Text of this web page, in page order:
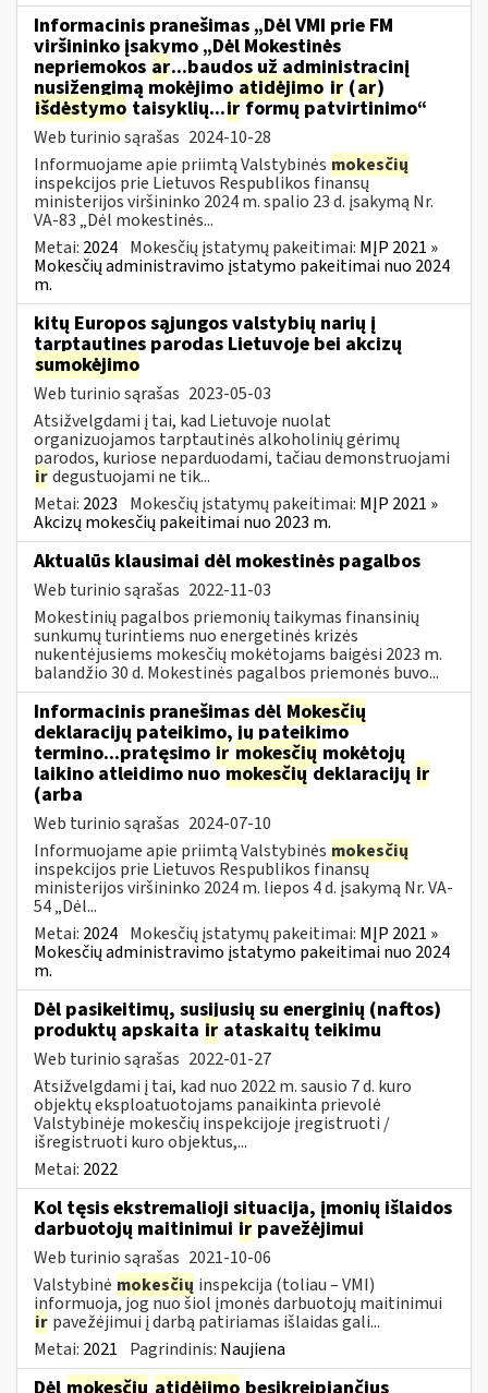
Informacinis pranešimas „Dėl VMI prie FM
viršininko įsakymo „Dėl Mokestinės
nepriemokos ar...baudos už administracinį
nusižengimą mokėjimo atidėjimo ir (ar)
išdėstymo taisyklių...irformų patvirtinimo“
Web turinio sąrašas 2024-10-28
Informuojame apie priimtą Valstybinės mokesčių
inspekcijos prie Lietuvos Respublikos finansų
ministerijos viršininko 2024 m. spalio 23 d. įsakymą Nr.
VA-83 „Dėl mokestinės...
Metai: 2024 Mokesčių įstatymų pakeitimai: MĮP 2021 »
Mokesčių administravimo įstatymo pakeitimai nuo 2024
m.
kitų Europos sąjungos valstybių narių į
tarptautines parodas Lietuvoje bei akcizų
sumokėjimo
Web turinio sąrašas 2023-05-03
Atsižvelgdami į tai, kad Lietuvoje nuolat
organizuojamos tarptautinės alkoholinių gėrimų
parodos, kuriose neparduodami, tačiau demonstruojami
irdegustuojami ne tik...
Metai: 2023 Mokesčių įstatymų pakeitimai: MĮP 2021 »
Akcizų mokesčių pakeitimai nuo 2023 m.
Aktualūs klausimai dėl mokestinės pagalbos
Web turinio sąrašas 2022-11-03
Mokestinių pagalbos priemonių taikymas finansinių
sunkumų turintiems nuo energetinės krizės
nukentėjusiems mokesčių mokėtojams baigėsi 2023 m.
balandžio 30 d. Mokestinės pagalbos priemonės buvo...
Informacinis pranešimas dėl Mokesčių
deklaracijų pateikimo, jų pateikimo
termino...pratęsimo ir mokesčių mokėtojų
laikino atleidimo nuomokesčiųdeklaracijų ir
(arba
Web turinio sąrašas 2024-07-10
Informuojame apie priimtą Valstybinės mokesčių
inspekcijos prie Lietuvos Respublikos finansų
ministerijos viršininko 2024 m. liepos 4 d. įsakymą Nr. VA-
54 „Dėl...
Metai: 2024 Mokesčių įstatymų pakeitimai: MĮP 2021 »
Mokesčių administravimo įstatymo pakeitimai nuo 2024
m.
Dėl pasikeitimų, susijusių su energinių (naftos)
produktų apskaita ir ataskaitų teikimu
Web turinio sąrašas 2022-01-27
Atsižvelgdami į tai, kad nuo 2022 m. sausio 7 d. kuro
objektų eksploatuotojams panaikinta prievolė
Valstybinėje mokesčių inspekcijoje įregistruoti /
išregistruoti kuro objektus,...
Metai: 2022
Kol tęsis ekstremalioji situacija, įmonių išlaidos
darbuotojų maitinimui ir pavežėjimui
Web turinio sąrašas 2021-10-06
Valstybinė mokesčių inspekcija (toliau – VMI)
informuoja, jog nuo šiol įmonės darbuotojų maitinimui
ir pavežėjimui į darbą patiriamas išlaidas gali...
Metai: 2021 Pagrindinis: Naujiena
Dėl mokesčių atidėjimo besikreipiančius